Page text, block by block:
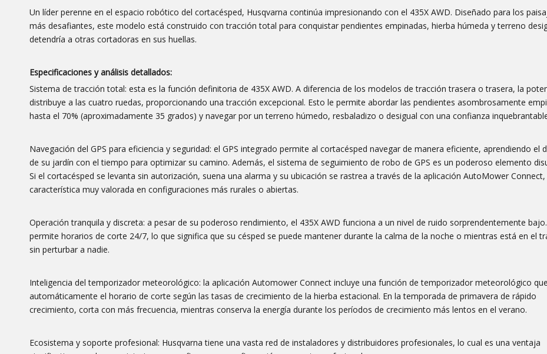
Un líder perenne en el espacio robótico del cortacésped, Husqvarna continúa impresionando con el 435X AWD. Diseñado para los
más desafiantes, este modelo está construido con tracción total para conquistar pendientes empinadas, hierba húmeda y terreno
detendría a otras cortadoras en sus huellas.
Especificaciones y análisis detallados:
Sistema de tracción total: esta es la función definitoria de 435X AWD. A diferencia de los modelos de tracción trasera o trasera, la
distribuye a las cuatro ruedas, proporcionando una tracción excepcional. Esto le permite abordar las pendientes asombrosamente
hasta el 70% (aproximadamente 35 grados) y navegar por un terreno húmedo, resbaladizo o desigual con una confianza
Navegación del GPS para eficiencia y seguridad: el GPS integrado permite al cortacésped navegar de manera eficiente, aprendiendo el
de su jardín con el tiempo para optimizar su camino. Además, el sistema de seguimiento de robo de GPS es un poderoso elemento
Si el cortacésped se levanta sin autorización, suena una alarma y su ubicación se rastrea a través de la aplicación AutoMower Connect,
característica muy valorada en configuraciones más rurales o abiertas.
Operación tranquila y discreta: a pesar de su poderoso rendimiento, el 435X AWD funciona a un nivel de ruido sorprendentemente
permite horarios de corte 24/7, lo que significa que su césped se puede mantener durante la calma de la noche o mientras está en el
sin perturbar a nadie.
Inteligencia del temporizador meteorológico: la aplicación Automower Connect incluye una función de temporizador meteorológico
automáticamente el horario de corte según las tasas de crecimiento de la hierba estacional. En la temporada de primavera de rápido
crecimiento, corta con más frecuencia, mientras conserva la energía durante los períodos de crecimiento más lentos en el verano.
Ecosistema y soporte profesional: Husqvarna tiene una vasta red de instaladores y distribuidores profesionales, lo cual es una ventaja